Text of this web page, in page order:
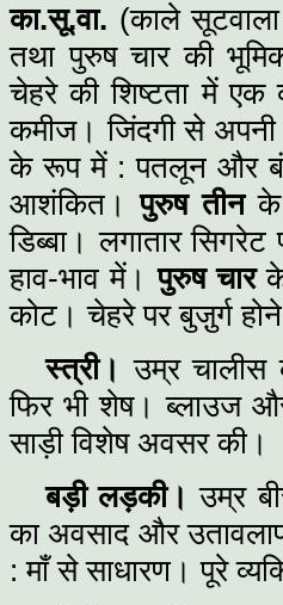
का.सू.वा. (काले
तथा पुरुष चार की
चेहरे की शिष्टता में एक
कमीज। जिंदगी से
के रूप में : पतलून और
आशंकित।पुरुष तीनके
डिब्बा। लगातार
हाव-भाव में।पुरुष चार
कोट। चेहरे पर बुजु़र्ग
स्त्री।उम्र
फिर भी शेष। ब्लाउज
साड़ी विशेष अवसर की।
बड़ी लड़की।उम्र
का अवसाद और
: माँ से साधारण। पूरे